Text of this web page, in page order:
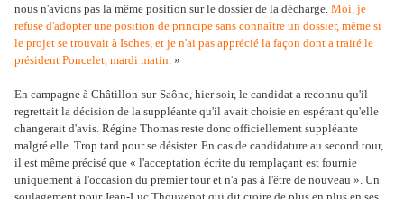
nous n'avions pas la même position sur le dossier de la décharge. Moi, je
refuse d'adopter une position de principe sans connaître un dossier, même si
le projet se trouvait à Isches, et je n'ai pas apprécié la façon dont a traité le
président Poncelet, mardi matin. »
En campagne à Châtillon-sur-Saône, hier soir, le candidat a reconnu qu'il
regrettait la décision de la suppléante qu'il avait choisie en espérant qu'elle
changerait d'avis. Régine Thomas reste donc officiellement suppléante
malgré elle. Trop tard pour se désister. En cas de candidature au second tour,
il est même précisé que « l'acceptation écrite du remplaçant est fournie
uniquement à l'occasion du premier tour et n'a pas à l'être de nouveau ». Un